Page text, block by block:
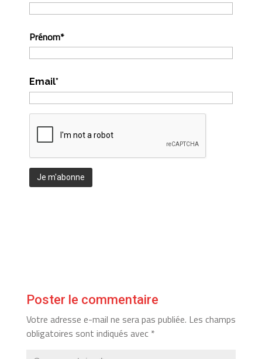
Prénom*
Email*
Poster le commentaire
Votre adresse e-mail ne sera pas publiée. Les champs
obligatoires sont indiqués avec *